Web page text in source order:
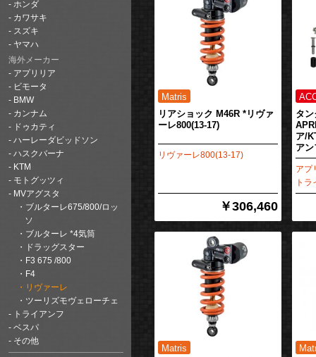
ホンダ
カワサキ
スズキ
ヤマハ
海外メーカー
アプリリア
ビモータ
BMW
カンナム
ドゥカティ
ハーレーダビッドソン
ハスクバーナ
KTM
モトグッツィ
MVアグスタ
ブルターレ675/800/ロッ
ソ
ブルターレ *4気筒
ドラッグスター
F3 675 /800
F4
リヴァーレ
ツーリズモヴェローチェ
トライアンフ
ベスパ
その他
リアショック M46R *リヴァ
ーレ800(13-17)
リヴァーレ800(13-17)
￥306,460
タ
ア/
アン
アプ
ト